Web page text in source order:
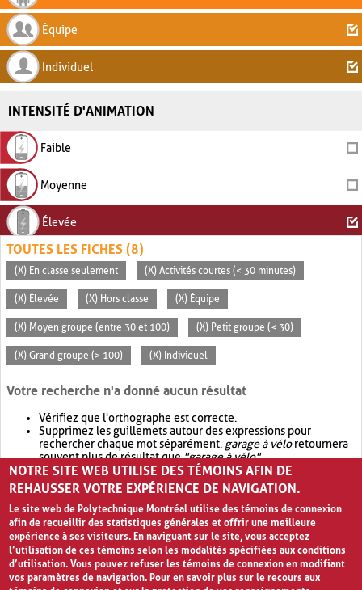
Équipe
Individuel
INTENSITÉ D'ANIMATION
Faible
Moyenne
Élevée
TOUTES LES FICHES (8)
(X) En classe seulement (X) Activités courtes (< 30 minutes)
(X) Élevée (X) Hors classe (X) Équipe
(X) Moyen groupe (entre 30 et 100) (X) Petit groupe (< 30)
(X) Grand groupe (> 100) (X) Individuel
Votre recherche n'a donné aucun résultat
Vérifiez que l'orthographe est correcte.
Supprimez les guillemets autour des expressions pour
rechercher chaque mot séparément. garage à véloretournera
souvent plus de résultat que"garage à vélo".
Envisagez d'élargir votre recherche avec OR.garage OR vélo
retournera souvent plus de résultat quegarage à vélo
NOTRE SITE WEB UTILISE DES TÉMOINS AFIN DE
REHAUSSER VOTRE EXPÉRIENCE DE NAVIGATION.
Le site web de Polytechnique Montréal utilise des témoins de connexion
afin de recueillir des statistiques générales et offrir une meilleure
expérience à ses visiteurs. En naviguant sur le site, vous acceptez
l’utilisation de ces témoins selon les modalités spécifiées aux conditions
d’utilisation. Vous pouvez refuser les témoins de connexion en modifiant
vos paramètres de navigation. Pour en savoir plus sur le recours aux